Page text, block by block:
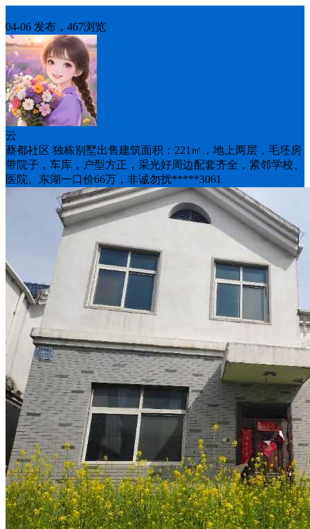
04-06 发布，467浏览
云
蔡都社区 独栋别墅出售建筑面积：221㎡，地上两层，毛坯房
带院子，车库，户型方正，采光好周边配套齐全，紧邻学校、
医院、东湖一口价66万，非诚勿扰*****3061